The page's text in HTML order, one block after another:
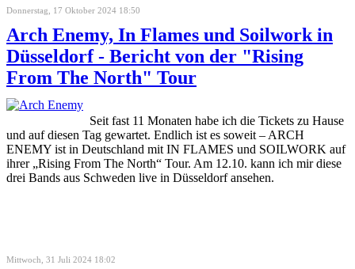
Donnerstag, 17 Oktober 2024 18:50
Arch Enemy, In Flames und Soilwork in
Düsseldorf - Bericht von der "Rising
From The North" Tour
Seit fast 11 Monaten habe ich die Tickets zu Hause
und auf diesen Tag gewartet. Endlich ist es soweit – ARCH
ENEMY ist in Deutschland mit IN FLAMES und SOILWORK auf
ihrer „Rising From The North“ Tour. Am 12.10. kann ich mir diese
drei Bands aus Schweden live in Düsseldorf ansehen.
Mittwoch, 31 Juli 2024 18:02